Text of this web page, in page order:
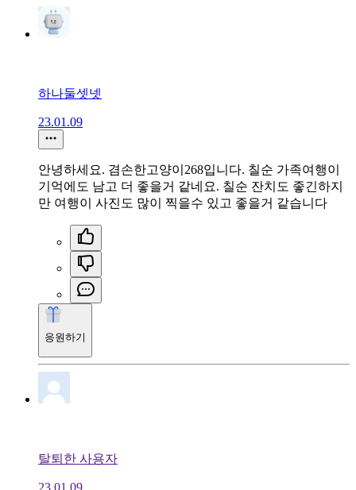
하나둘셋넷
23.01.09
안녕하세요. 겸손한고양이268입니다. 칠순 가족여행이
기억에도 남고 더 좋을거 같네요. 칠순 잔치도 좋긴하지
만 여행이 사진도 많이 찍을수 있고 좋을거 같습니다
응원하기
탈퇴한 사용자